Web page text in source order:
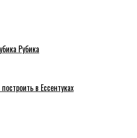
Рубика
в Ессентуках